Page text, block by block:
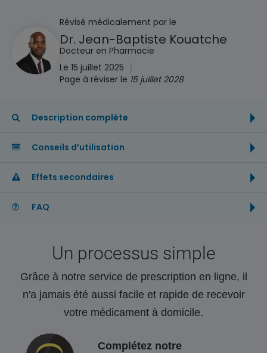
Révisé médicalement par le
Dr. Jean-Baptiste Kouatche
Docteur en Pharmacie
Le 15 juillet 2025
Page à réviser le 15 juillet 2028
Description complète
Conseils d’utilisation
Effets secondaires
FAQ
Un processus simple
Grâce à notre service de prescription en ligne, il
n'a jamais été aussi facile et rapide de recevoir
votre médicament à domicile.
Complétez notre